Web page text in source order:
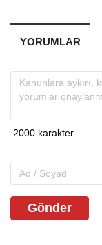
YORUMLAR
Gönder